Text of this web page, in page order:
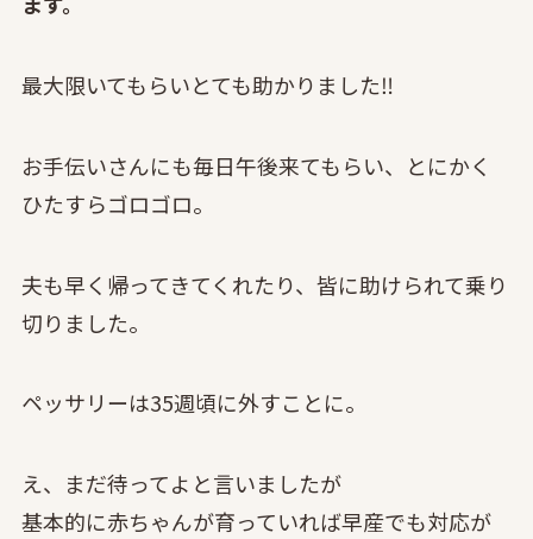
最大限いてもらいとても助かりました‼
お手伝いさんにも毎日午後来てもらい、とにかく
ひたすらゴロゴロ。
夫も早く帰ってきてくれたり、皆に助けられて乗り
切りました。
ペッサリーは35週頃に外すことに。
え、まだ待ってよと言いましたが
基本的に赤ちゃんが育っていれば早産でも対応が